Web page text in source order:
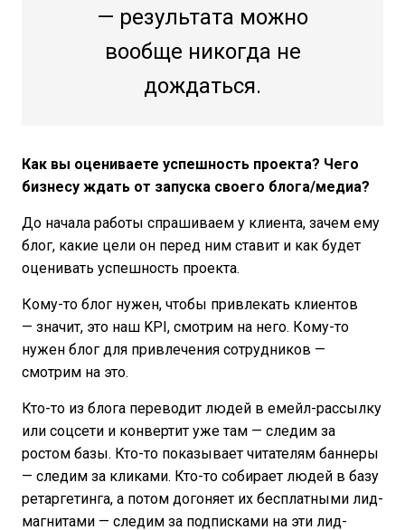
— результата можно
вообще никогда не
дождаться.
Как вы оцениваете успешность проекта? Чего
бизнесу ждать от запуска своего блога/медиа?
До начала работы спрашиваем у клиента, зачем ему
блог, какие цели он перед ним ставит и как будет
оценивать успешность проекта.
Кому-то блог нужен, чтобы привлекать клиентов
— значит, это наш KPI, смотрим на него. Кому-то
нужен блог для привлечения сотрудников —
смотрим на это.
Кто-то из блога переводит людей в емейл-рассылку
или соцсети и конвертит уже там — следим за
ростом базы. Кто-то показывает читателям баннеры
— следим за кликами. Кто-то собирает людей в базу
ретаргетинга, а потом догоняет их бесплатными лид-
магнитами — следим за подписками на эти лид-